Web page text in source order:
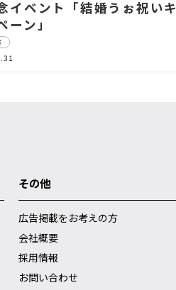
イベント「結婚うぉ祝いキ
ーン」
その他
広告掲載をお考えの方
会社概要
採用情報
お問い合わせ